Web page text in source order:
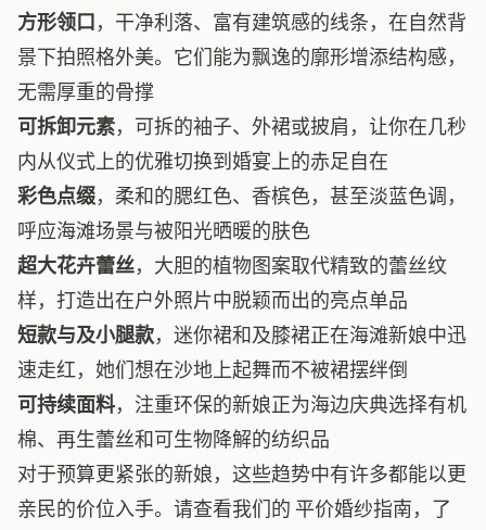
方形领口 ，干净利落、富有建筑感的线条，在自然背
景下拍照格外美。它们能为飘逸的廓形增添结构感，
无需厚重的骨撑
可拆卸元素，可拆的袖子、外裙或披肩，让你在几秒
内从仪式上的优雅切换到婚宴上的赤足自在
彩色点缀，柔和的腮红色、香槟色，甚至淡蓝色调，
呼应海滩场景与被阳光晒暖的肤色
超大花卉蕾丝，大胆的植物图案取代精致的蕾丝纹
样，打造出在户外照片中脱颖而出的亮点单品
短款与及小腿款，迷你裙和及膝裙正在海滩新娘中迅
速走红，她们想在沙地上起舞而不被裙摆绊倒
可持续面料，注重环保的新娘正为海边庆典选择有机
棉、再生蕾丝和可生物降解的纺织品
对于预算更紧张的新娘，这些趋势中有许多都能以更
亲民的价位入手。请查看我们的 平价婚纱指南，了